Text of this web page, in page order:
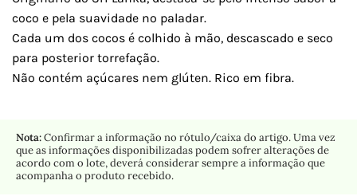
coco e pela suavidade no paladar.
Cada um dos cocos é colhido à mão, descascado e seco
para posterior torrefação.
Não contém açúcares nem glúten. Rico em fibra.
Nota:Confirmar a informação no rótulo/caixa do artigo. Uma vez
que as informações disponibilizadas podem sofrer alterações de
acordo com o lote, deverá considerar sempre a informação que
acompanha o produto recebido.